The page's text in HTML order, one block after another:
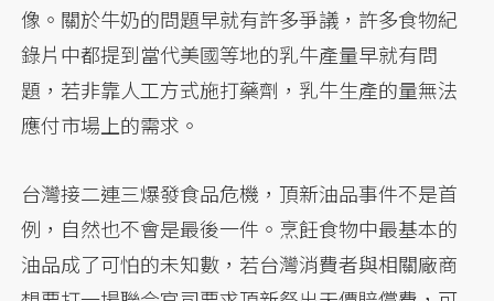
像。關於牛奶的問題早就有許多爭議，許多食物紀
錄片中都提到當代美國等地的乳牛產量早就有問
題，若非靠人工方式施打藥劑，乳牛生產的量無法
應付市場上的需求。
台灣接二連三爆發食品危機，頂新油品事件不是首
例，自然也不會是最後一件。烹飪食物中最基本的
油品成了可怕的未知數，若台灣消費者與相關廠商